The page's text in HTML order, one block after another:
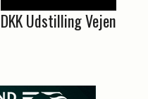
DKK Udstilling Vejen